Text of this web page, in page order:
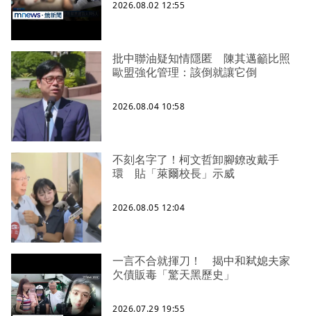
2026.08.02 12:55
批中聯油疑知情隱匿 陳其邁籲比照
歐盟強化管理：該倒就讓它倒
2026.08.04 10:58
不刻名字了！柯文哲卸腳鐐改戴手
環 貼「萊爾校長」示威
2026.08.05 12:04
一言不合就揮刀！ 揭中和弒媳夫家
欠債販毒「驚天黑歷史」
2026.07.29 19:55